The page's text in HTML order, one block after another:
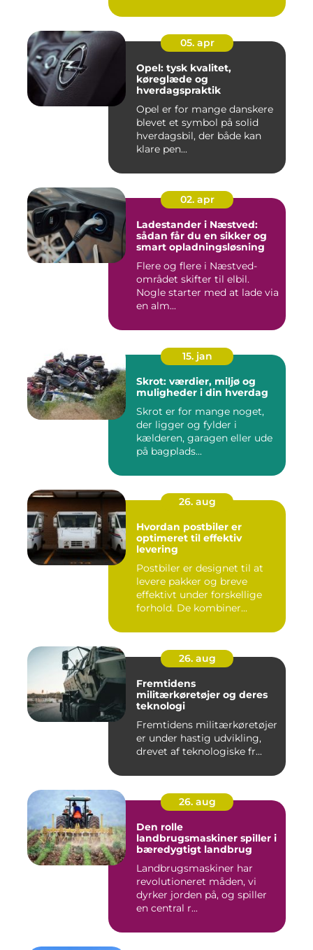
05. apr
Opel: tysk kvalitet,
køreglæde og
hverdagspraktik
Opel er for mange danskere
blevet et symbol på solid
hverdagsbil, der både kan
klare pen...
02. apr
Ladestander i Næstved:
sådan får du en sikker og
smart opladningsløsning
Flere og flere i Næstved-
området skifter til elbil.
Nogle starter med at lade via
en alm...
15. jan
Skrot: værdier, miljø og
muligheder i din hverdag
Skrot er for mange noget,
der ligger og fylder i
kælderen, garagen eller ude
på bagplads...
26. aug
Hvordan postbiler er
optimeret til effektiv
levering
Postbiler er designet til at
levere pakker og breve
effektivt under forskellige
forhold. De kombiner...
26. aug
Fremtidens
militærkøretøjer og deres
teknologi
Fremtidens militærkøretøjer
er under hastig udvikling,
drevet af teknologiske fr...
26. aug
Den rolle
landbrugsmaskiner spiller i
bæredygtigt landbrug
Landbrugsmaskiner har
revolutioneret måden, vi
dyrker jorden på, og spiller
en central r...